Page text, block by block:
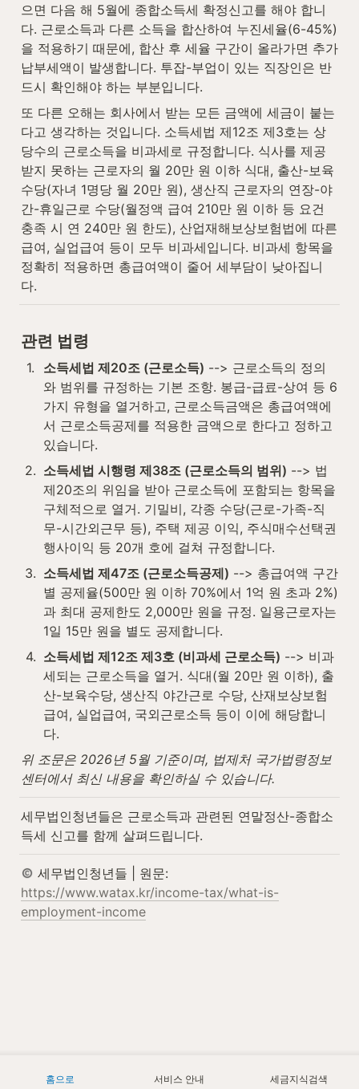
으면 다음 해 5월에 종합소득세 확정신고를 해야 합니
다. 근로소득과 다른 소득을 합산하여 누진세율(6-45%)
을 적용하기 때문에, 합산 후 세율 구간이 올라가면 추가
납부세액이 발생합니다. 투잡-부업이 있는 직장인은 반
드시 확인해야 하는 부분입니다.
또 다른 오해는 회사에서 받는 모든 금액에 세금이 붙는
다고 생각하는 것입니다. 소득세법 제12조 제3호는 상
당수의 근로소득을 비과세로 규정합니다. 식사를 제공
받지 못하는 근로자의 월 20만 원 이하 식대, 출산-보육
수당(자녀 1명당 월 20만 원), 생산직 근로자의 연장-야
간-휴일근로 수당(월정액 급여 210만 원 이하 등 요건
충족 시 연 240만 원 한도), 산업재해보상보험법에 따른
급여, 실업급여 등이 모두 비과세입니다. 비과세 항목을
정확히 적용하면 총급여액이 줄어 세부담이 낮아집니
다.
관련 법령
1. 소득세법 제20조 (근로소득) --> 근로소득의 정의
와 범위를 규정하는 기본 조항. 봉급-급료-상여 등 6
가지 유형을 열거하고, 근로소득금액은 총급여액에
서 근로소득공제를 적용한 금액으로 한다고 정하고
있습니다.
2. 소득세법 시행령 제38조 (근로소득의 범위) --> 법
제20조의 위임을 받아 근로소득에 포함되는 항목을
구체적으로 열거. 기밀비, 각종 수당(근로-가족-직
무-시간외근무 등), 주택 제공 이익, 주식매수선택권
행사이익 등 20개 호에 걸쳐 규정합니다.
3. 소득세법 제47조 (근로소득공제) --> 총급여액 구간
별 공제율(500만 원 이하 70%에서 1억 원 초과 2%)
과 최대 공제한도 2,000만 원을 규정. 일용근로자는
1일 15만 원을 별도 공제합니다.
4. 소득세법 제12조 제3호 (비과세 근로소득) --> 비과
세되는 근로소득을 열거. 식대(월 20만 원 이하), 출
산-보육수당, 생산직 야간근로 수당, 산재보상보험
급여, 실업급여, 국외근로소득 등이 이에 해당합니
다.
위 조문은 2026년 5월 기준이며, 법제처 국가법령정보
센터에서 최신 내용을 확인하실 수 있습니다.
세무법인청년들은 근로소득과 관련된 연말정산-종합소
득세 신고를 함께 살펴드립니다.
https://www.watax.kr/income-tax/what-is-
employment-income
홈으로 서비스 안내 세금지식검색